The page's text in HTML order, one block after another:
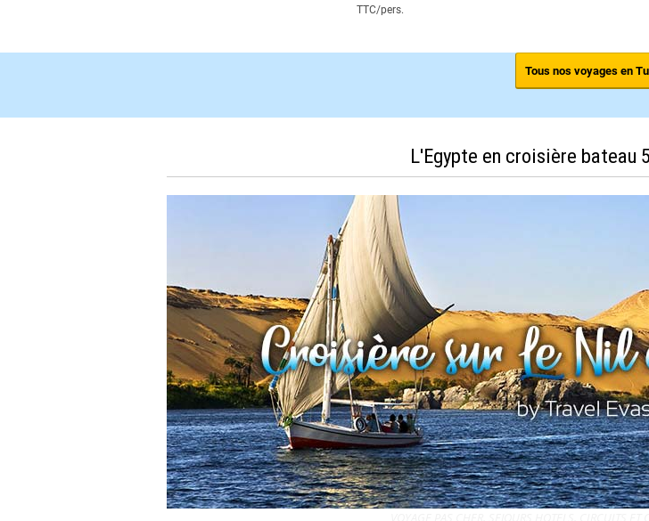
TTC/pers.
Tous nos voyages en
L'Egypte en croisière bateau